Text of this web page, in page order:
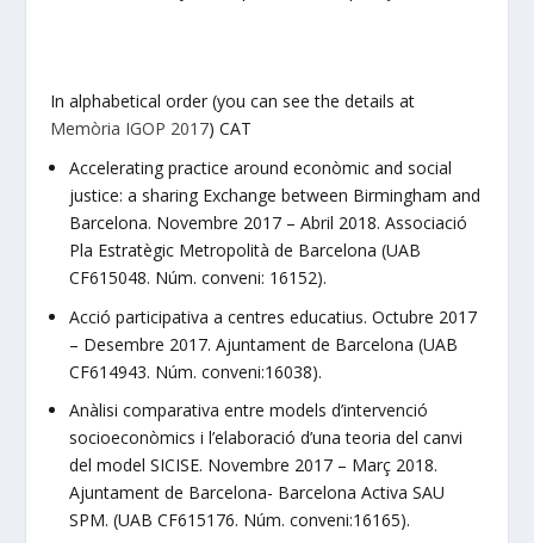
In alphabetical order (you can see the details at
Memòria IGOP 2017) CAT
Accelerating practice around econòmic and social
justice: a sharing Exchange between Birmingham and
Barcelona. Novembre 2017 – Abril 2018. Associació
Pla Estratègic Metropolità de Barcelona (UAB
CF615048. Núm. conveni: 16152).
Acció participativa a centres educatius. Octubre 2017
– Desembre 2017. Ajuntament de Barcelona (UAB
CF614943. Núm. conveni:16038).
Anàlisi comparativa entre models d’intervenció
socioeconòmics i l’elaboració d’una teoria del canvi
del model SICISE. Novembre 2017 – Març 2018.
Ajuntament de Barcelona- Barcelona Activa SAU
SPM. (UAB CF615176. Núm. conveni:16165).